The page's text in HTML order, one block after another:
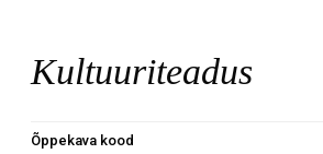
Kultuuriteadus
Õppekava kood